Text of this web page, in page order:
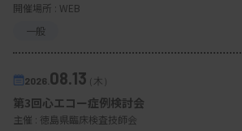
開催場所 : WEB
一般
2026. 08.13（木）
第3回心エコー症例検討会
主催 : 徳島県臨床検査技師会